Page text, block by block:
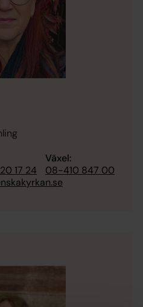
17 24
Växel:
08-410 847 00